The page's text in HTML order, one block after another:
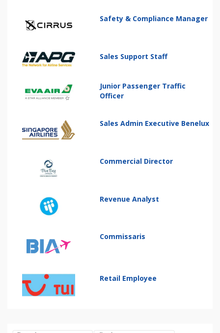
Safety & Compliance Manager
Sales Support Staff
Junior Passenger Traffic
Officer
Sales Admin Executive Benelux
Commercial Director
Revenue Analyst
Commissaris
Retail Employee